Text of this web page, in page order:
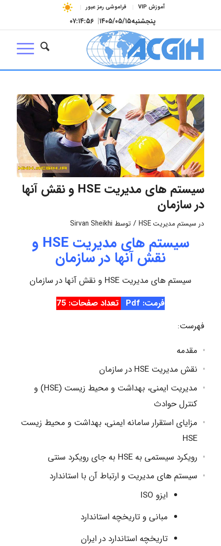
آموزش VIP فراموشی رمز عبور
پنجشنبه۱۴۰۵/۰۵/۱۵| ۰۷:۱۴:۵۷
سیستم های مدیریت HSE و نقش آنها
در سازمان
در سیستم مدیریت HSE / توسط Sirvan Sheikhi
سیستم های مدیریت HSE و
نقش آنها در سازمان
سیستم های مدیریت HSE و نقش آنها در سازمان
فرمت: Pdf
تعداد صفحات: 75
فهرست:
مقدمه
نقش مدیریت HSE در سازمان
مدیریت ایمنی، بهداشت و محیط زیست (HSE) و
کنترل حوادث
مزایای استقرار سامانه ایمنی، بهداشت و محیط زیست
HSE
رویکرد سیستمی به HSE به جای رویکرد سنتی
سیستم های مدیریت و ارتباط آن با استاندارد
ایزو ISO
مبانی و تاریخچه استاندارد
تاریخچه استاندارد در ایران